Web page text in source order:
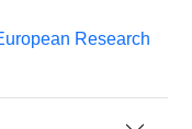
Research